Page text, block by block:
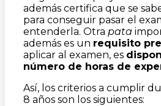
además certifica que se
para conseguir pasar el
entenderla. Otra pata
además es un requisito
aplicar al examen, es
número de horas de
Así, los criterios a cumplir
8 años son los siguientes: